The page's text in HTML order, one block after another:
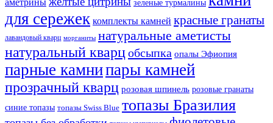
зеленые турмалины
для сережек комплекты камней красные гранаты
лавандовый кварц морганиты натуральные аметисты
натуральный кварцобсыпка опалы Эфиопия
парные камнипары камней
прозрачный кварц розовая шпинель розовые гранаты
синие топазы топазы Swiss Blue топазы Бразилия